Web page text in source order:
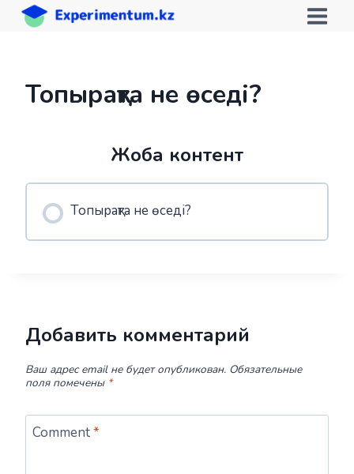
Skip
Топырақта не өседі?
Жоба контент
Топырақта не өседі?
Добавить комментарий
Ваш адрес email не будет опубликован. Обязательные
поля помечены *
Comment*